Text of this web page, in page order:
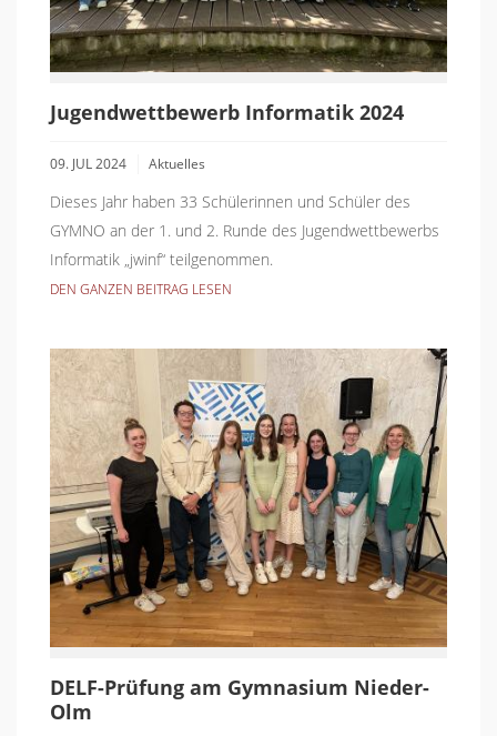
Jugendwettbewerb Informatik 2024
09. JUL 2024 Aktuelles
Dieses Jahr haben 33 Schülerinnen und Schüler des
GYMNO an der 1. und 2. Runde des Jugendwettbewerbs
Informatik „jwinf“ teilgenommen.
DEN GANZEN BEITRAG LESEN
DELF-Prüfung am Gymnasium Nieder-
Olm